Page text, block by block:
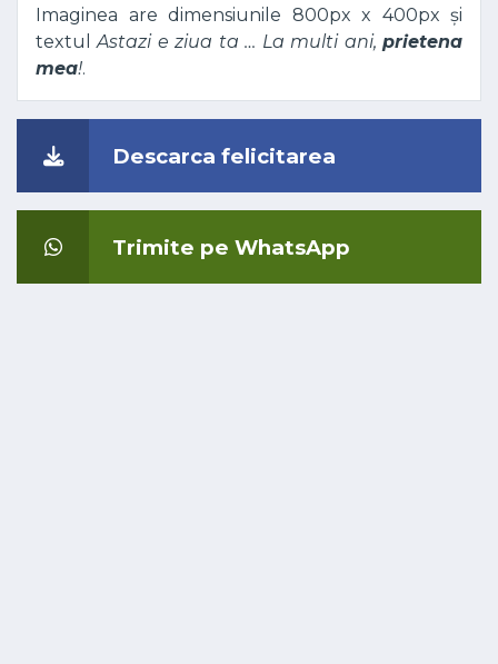
Imaginea are dimensiunile 800px x 400px și
textulAstazi e ziua ta … La multi ani,prietena
mea!.
Descarca felicitarea
Trimite pe WhatsApp